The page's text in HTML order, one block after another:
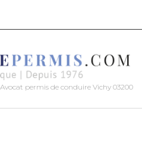
Avocat permis de conduire Vichy 03200